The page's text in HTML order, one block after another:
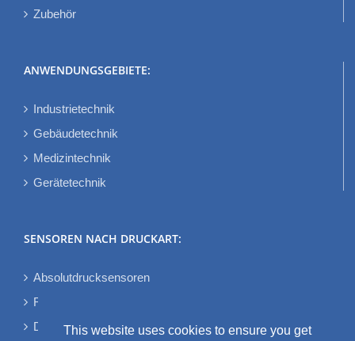
Zubehör
ANWENDUNGSGEBIETE:
Industrietechnik
Gebäudetechnik
Medizintechnik
Gerätetechnik
SENSOREN NACH DRUCKART:
Absolutdrucksensoren
Relativdrucksensoren
Differenzdrucksensoren
This website uses cookies to ensure you get